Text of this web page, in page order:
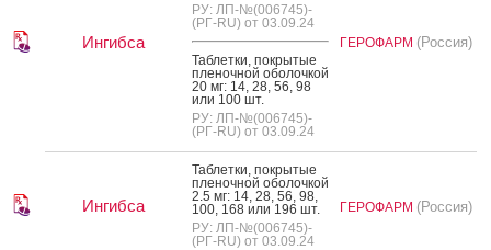
Ингибса
РУ: ЛП-№(006745)-
(РГ-RU) от 03.09.24
Таб­летки, пок­ры­тые
пле­ноч­ной обо­лоч­кой
20 мг: 14, 28, 56, 98
или 100 шт.
РУ: ЛП-№(006745)-
(РГ-RU) от 03.09.24
ГЕРОФАРМ (Россия)
Ингибса
Таб­летки, пок­ры­тые
пле­ноч­ной обо­лоч­кой
2.5 мг: 14, 28, 56, 98,
100, 168 или 196 шт.
РУ: ЛП-№(006745)-
(РГ-RU) от 03.09.24
ГЕРОФАРМ (Россия)